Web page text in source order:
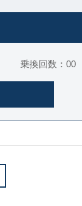
乗換回数：00